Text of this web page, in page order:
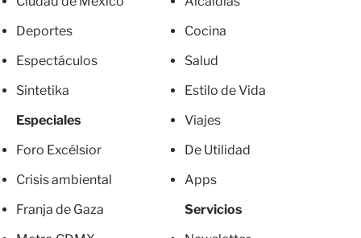
Deportes
Espectáculos
Sintetika
Especiales
Foro Excélsior
Crisis ambiental
Franja de Gaza
Cocina
Salud
Estilo de Vida
Viajes
De Utilidad
Apps
Servicios